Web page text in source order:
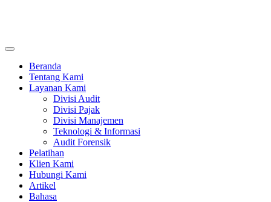
Beranda
Tentang Kami
Layanan Kami
Divisi Audit
Divisi Pajak
Divisi Manajemen
Teknologi & Informasi
Audit Forensik
Pelatihan
Klien Kami
Hubungi Kami
Artikel
Bahasa